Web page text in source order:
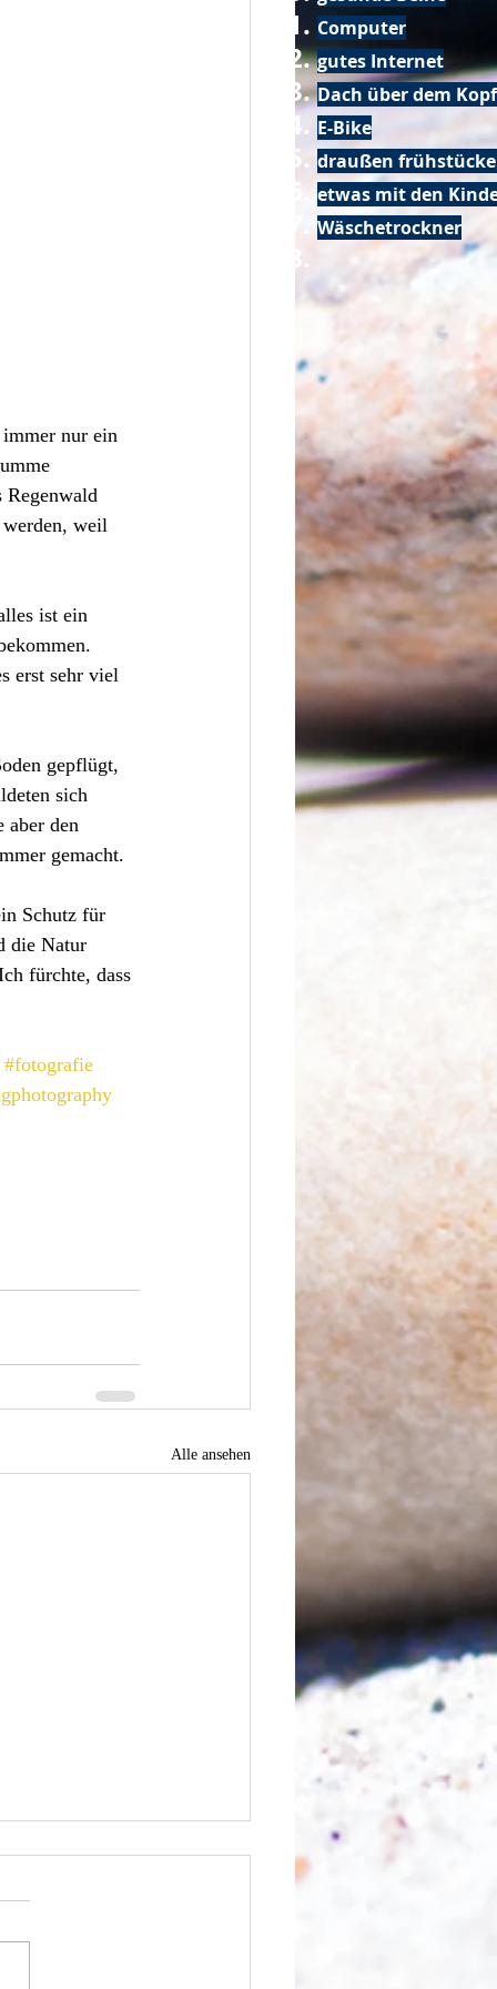
immer nur ein
Regenwald
werden, weil
ist ein
erst sehr viel
gepflügt,
sich
aber den
gemacht.
Schutz für
die Natur
fürchte, dass
#fotografie
Alle ansehen
Computer
gutes Internet
Dach über dem Kopf
E-Bike
draußen
etwas mit den
Wäschetrockner